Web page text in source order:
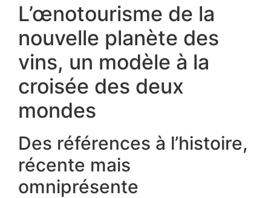
L’œnotourisme de la
nouvelle planète des
vins, un modèle à la
croisée des deux
mondes
Des références à l’histoire,
récente mais
omniprésente